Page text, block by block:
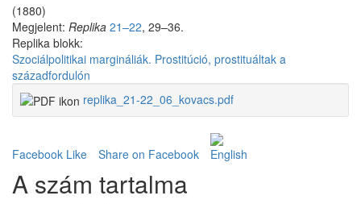
(1880)
Megjelent: Replika 21–22, 29–36.
Replika blokk:
Szociálpolitikai margináliák. Prostitúció, prostituáltak a
századfordulón
replika_21-22_06_kovacs.pdf
Facebook Like Share on Facebook
A szám tartalma